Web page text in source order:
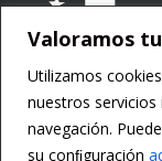
Valoramos
Utilizamos
nuestros servicios
navegación.
su conﬁguración